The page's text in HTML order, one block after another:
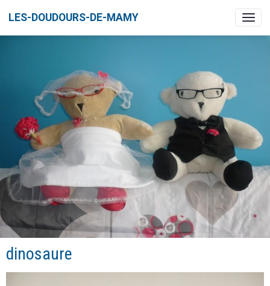
LES-DOUDOURS-DE-MAMY
dinosaure